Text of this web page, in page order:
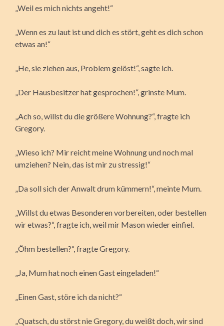
„Weil es mich nichts angeht!“
„Wenn es zu laut ist und dich es stört, geht es dich schon
etwas an!“
„He, sie ziehen aus, Problem gelöst!“, sagte ich.
„Der Hausbesitzer hat gesprochen!“, grinste Mum.
„Ach so, willst du die größere Wohnung?“, fragte ich
Gregory.
„Wieso ich? Mir reicht meine Wohnung und noch mal
umziehen? Nein, das ist mir zu stressig!“
„Da soll sich der Anwalt drum kümmern!“, meinte Mum.
„Willst du etwas Besonderen vorbereiten, oder bestellen
wir etwas?“, fragte ich, weil mir Mason wieder einfiel.
„Öhm bestellen?“, fragte Gregory.
„Ja, Mum hat noch einen Gast eingeladen!“
„Einen Gast, störe ich da nicht?“
„Quatsch, du störst nie Gregory, du weißt doch, wir sind